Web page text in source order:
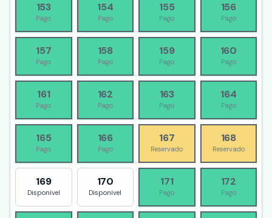
153
Pago
154
Pago
155
Pago
156
Pago
157
Pago
158
Pago
159
Pago
160
Pago
161
Pago
162
Pago
163
Pago
164
Pago
165
Pago
166
Pago
167
Reservado
168
Reservado
169
Disponivel
170
Disponivel
171
Pago
172
Pago